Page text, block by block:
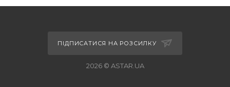
ПІДПИСАТИСЯ НА РОЗСИЛКУ
2026 © ASTAR.UA